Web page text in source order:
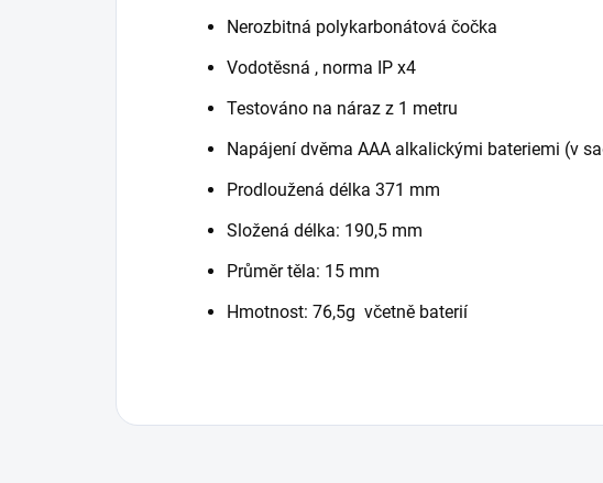
Nerozbitná polykarbonátová čočka
Vodotěsná , norma IP x4
Testováno na náraz z 1 metru
Napájení dvěma AAA alkalickými bateriemi (v
Prodloužená délka 371 mm
Složená délka: 190,5 mm
Průměr těla: 15 mm
Hmotnost: 76,5g včetně baterií